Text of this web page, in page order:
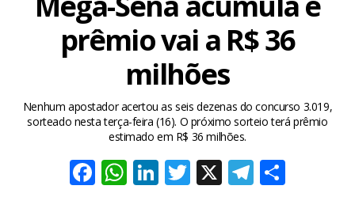
prêmio vai a R$ 36
milhões
Nenhum apostador acertou as seis dezenas do concurso 3.019,
sorteado nesta terça-feira (16). O próximo sorteio terá prêmio
estimado em R$ 36 milhões.
Facebook
WhatsApp
LinkedIn
Twitter
X